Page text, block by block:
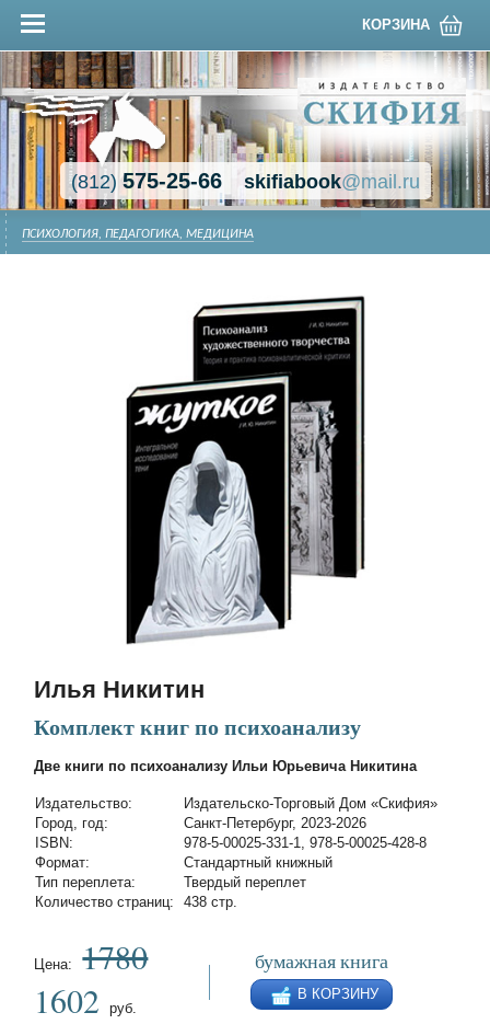
КОРЗИНА
(812)575-25-66 skifiabook@mail.ru
ПСИХОЛОГИЯ, ПЕДАГОГИКА, МЕДИЦИНА
Илья Никитин
Комплект книг по психоанализу
Две книги по психоанализу Ильи Юрьевича Никитина
Издательство:
Издательско-Торговый Дом «Скифия»
Город, год:
Санкт-Петербург, 2023-2026
ISBN:
978-5-00025-331-1, 978-5-00025-428-8
Формат:
Стандартный книжный
Тип переплета:
Твердый переплет
Количество страниц:
438 стр.
Цена:
1780
1602
руб.
бумажная книга
В КОРЗИНУ